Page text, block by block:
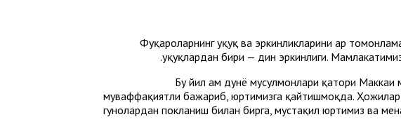
Фуқароларнинг ҳуқуқ ва эркинликларини ҳар
ҳуқуқлардан бири — дин эркинлиги.
Бу йил ҳам дунё мусулмонлари қатори
муваффақиятли бажариб, юртимизга қайтишмоқда.
гуноҳлардан покланиш билан бирга, мустақил юртимиз ва